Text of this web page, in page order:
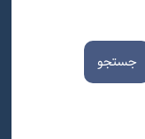
جستجو